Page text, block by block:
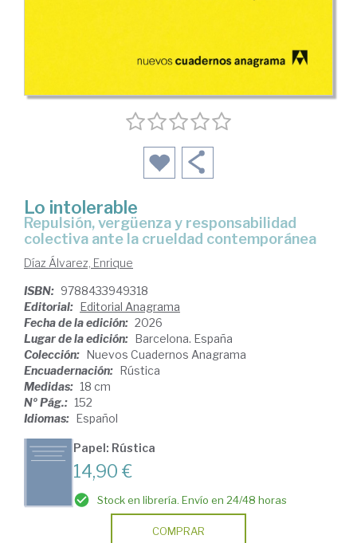
Lo intolerable
Repulsión, vergüenza y responsabilidad
colectiva ante la crueldad contemporánea
Díaz Álvarez, Enrique
ISBN: 9788433949318
Editorial:
Editorial Anagrama
Fecha de la edición: 2026
Lugar de la edición:
Barcelona. España
Colección:
Nuevos Cuadernos Anagrama
Encuadernación:
Rústica
Medidas: 18 cm
Nº Pág.: 152
Idiomas:
Español
Papel: Rústica
14,90 €
Stock en librería. Envío en 24/48 horas
COMPRAR